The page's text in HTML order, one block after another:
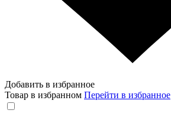
Добавить в избранное
Товар в избранном Перейти в избранное